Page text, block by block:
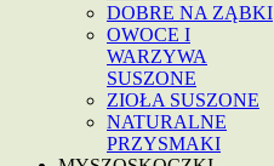
DOBRE NA ZĄBKI
OWOCE I
WARZYWA
SUSZONE
ZIOŁA SUSZONE
NATURALNE
PRZYSMAKI